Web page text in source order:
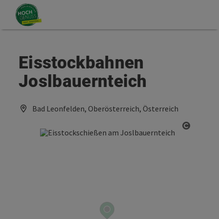
Zum Inhalt
Zum Seitenanfang
Eisstockbahnen
Joslbauernteich
Bad Leonfelden, Oberösterreich, Österreich